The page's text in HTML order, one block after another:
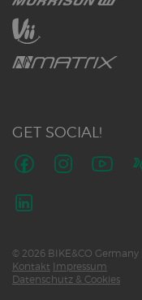
GET SOCIAL!
uns
auf
auf
LinkedIn
© 2026 BIKE&CO Germany |
Kontakt Impressum
Datenschutz & Cookies